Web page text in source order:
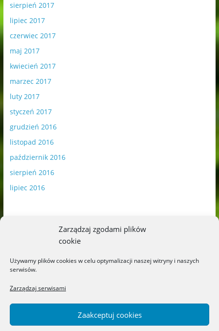
Zarządzaj zgodami plików
cookie
Używamy plików cookies w celu optymalizacji naszej witryny i naszych
serwisów.
Zarządzaj serwisami
Zaakceptuj cookies
sierpień 2017
lipiec 2017
czerwiec 2017
maj 2017
kwiecień 2017
marzec 2017
luty 2017
styczeń 2017
grudzień 2016
listopad 2016
październik 2016
sierpień 2016
lipiec 2016